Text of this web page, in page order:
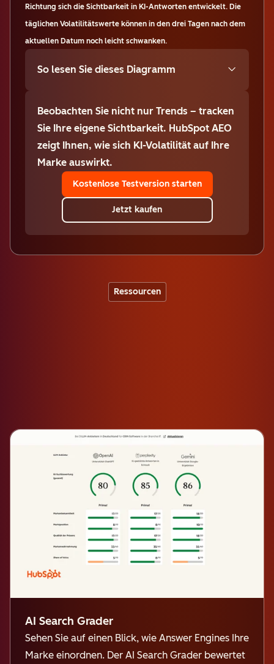
Richtung sich die Sichtbarkeit in KI-Antworten entwickelt. Die
täglichen Volatilitätswerte können in den drei Tagen nach dem
aktuellen Datum noch leicht schwanken.
So lesen Sie dieses Diagramm
Beobachten Sie nicht nur Trends – tracken
Sie Ihre eigene Sichtbarkeit. HubSpot AEO
zeigt Ihnen, wie sich KI-Volatilität auf Ihre
Marke auswirkt.
Kostenlose Testversion starten
Jetzt kaufen
Ressourcen
AI Search Grader
Sehen Sie auf einen Blick, wie Answer Engines Ihre
Marke einordnen. Der AI Search Grader bewertet